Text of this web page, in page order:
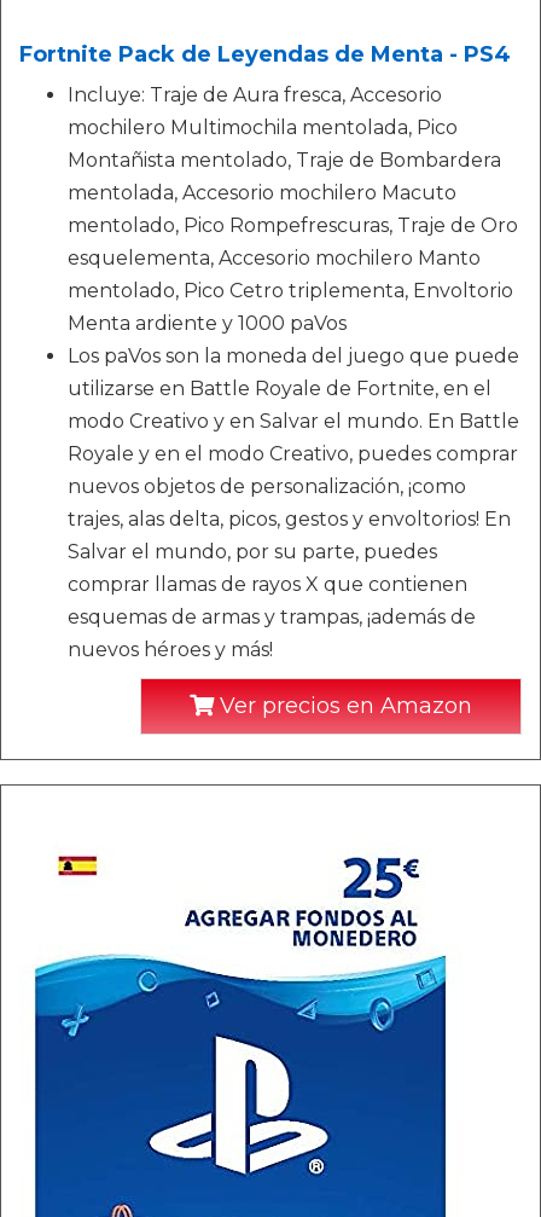
Fortnite Pack de Leyendas de Menta - PS4
Incluye: Traje de Aura fresca, Accesorio
mochilero Multimochila mentolada, Pico
Montañista mentolado, Traje de Bombardera
mentolada, Accesorio mochilero Macuto
mentolado, Pico Rompefrescuras, Traje de Oro
esquelementa, Accesorio mochilero Manto
mentolado, Pico Cetro triplementa, Envoltorio
Menta ardiente y 1000 paVos
Los paVos son la moneda del juego que puede
utilizarse en Battle Royale de Fortnite, en el
modo Creativo y en Salvar el mundo. En Battle
Royale y en el modo Creativo, puedes comprar
nuevos objetos de personalización, ¡como
trajes, alas delta, picos, gestos y envoltorios! En
Salvar el mundo, por su parte, puedes
comprar llamas de rayos X que contienen
esquemas de armas y trampas, ¡además de
nuevos héroes y más!
Ver precios en Amazon